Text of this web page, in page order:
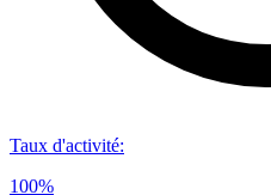
Taux d'activité:
100%